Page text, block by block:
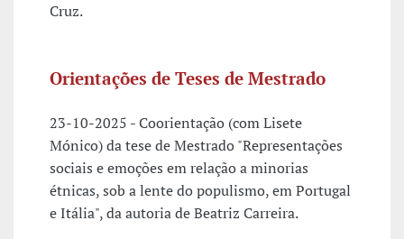
Cruz.
Orientações de Teses de Mestrado
23-10-2025 - Coorientação (com Lisete
Mónico) da tese de Mestrado "Representações
sociais e emoções em relação a minorias
étnicas, sob a lente do populismo, em Portugal
e Itália", da autoria de Beatriz Carreira.